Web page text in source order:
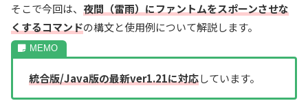
そこで今回は、 夜間（雷雨）にファントムをスポーンさせな
くするコマンドの構文と使用例について解説します。
統合版/Java版の最新ver1.21に対応しています。